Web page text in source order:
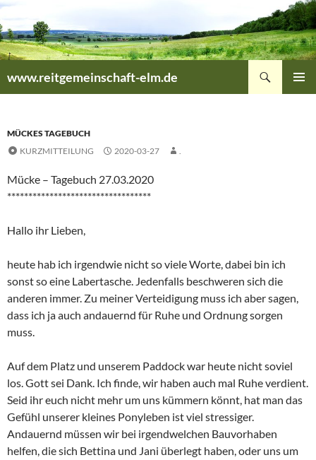
Zum
Inhalt
springen
www.reitgemeinschaft-elm.de
MÜCKES TAGEBUCH
KURZMITTEILUNG
2020-03-27 .
Mücke – Tagebuch 27.03.2020
**********************************
Hallo ihr Lieben,
heute hab ich irgendwie nicht so viele Worte, dabei bin ich
sonst so eine Labertasche. Jedenfalls beschweren sich die
anderen immer. Zu meiner Verteidigung muss ich aber sagen,
dass ich ja auch andauernd für Ruhe und Ordnung sorgen
muss.
Auf dem Platz und unserem Paddock war heute nicht soviel
los. Gott sei Dank. Ich finde, wir haben auch mal Ruhe verdient.
Seid ihr euch nicht mehr um uns kümmern könnt, hat man das
Gefühl unserer kleines Ponyleben ist viel stressiger.
Andauernd müssen wir bei irgendwelchen Bauvorhaben
helfen, die sich Bettina und Jani überlegt haben, oder uns um